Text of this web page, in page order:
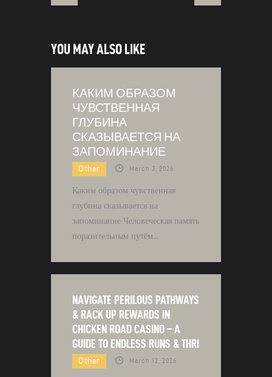
YOU MAY ALSO LIKE
КАКИМ ОБРАЗОМ
ЧУВСТВЕННАЯ
ГЛУБИНА
СКАЗЫВАЕТСЯ НА
ЗАПОМИНАНИЕ
Other March 3, 2026
Каким образом чувственная
глубина сказывается на
запоминание Человеческая память
поразительным путём…
NAVIGATE PERILOUS PATHWAYS
& RACK UP REWARDS IN
CHICKEN ROAD CASINO – A
GUIDE TO ENDLESS RUNS & THRI
Other March 12, 2026